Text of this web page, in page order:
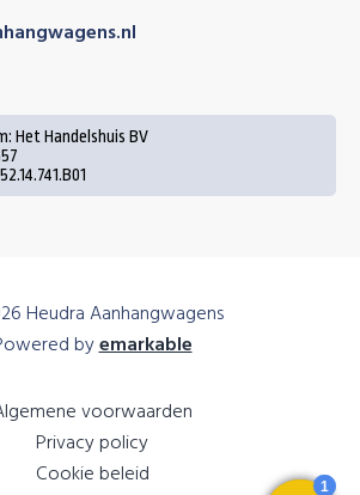
Het Handelshuis BV
Heudra Aanhangwagens
byemarkable
voorwaarden
Privacy policy
Cookie beleid